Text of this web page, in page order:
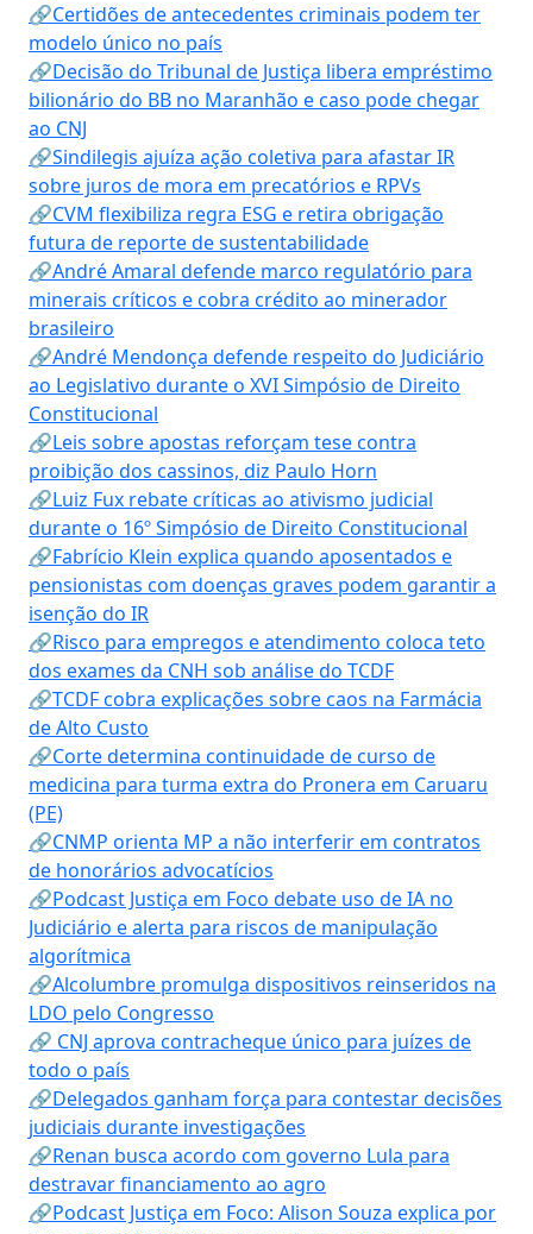
🔗Certidões de antecedentes criminais podem ter
modelo único no país
🔗Decisão do Tribunal de Justiça libera empréstimo
bilionário do BB no Maranhão e caso pode chegar
ao CNJ
🔗Sindilegis ajuíza ação coletiva para afastar IR
sobre juros de mora em precatórios e RPVs
🔗CVM flexibiliza regra ESG e retira obrigação
futura de reporte de sustentabilidade
🔗André Amaral defende marco regulatório para
minerais críticos e cobra crédito ao minerador
brasileiro
🔗André Mendonça defende respeito do Judiciário
ao Legislativo durante o XVI Simpósio de Direito
Constitucional
🔗Leis sobre apostas reforçam tese contra
proibição dos cassinos, diz Paulo Horn
🔗Luiz Fux rebate críticas ao ativismo judicial
durante o 16º Simpósio de Direito Constitucional
🔗Fabrício Klein explica quando aposentados e
pensionistas com doenças graves podem garantir a
isenção do IR
🔗Risco para empregos e atendimento coloca teto
dos exames da CNH sob análise do TCDF
🔗TCDF cobra explicações sobre caos na Farmácia
de Alto Custo
🔗Corte determina continuidade de curso de
medicina para turma extra do Pronera em Caruaru
(PE)
🔗CNMP orienta MP a não interferir em contratos
de honorários advocatícios
🔗Podcast Justiça em Foco debate uso de IA no
Judiciário e alerta para riscos de manipulação
algorítmica
🔗Alcolumbre promulga dispositivos reinseridos na
LDO pelo Congresso
🔗 CNJ aprova contracheque único para juízes de
todo o país
🔗Delegados ganham força para contestar decisões
judiciais durante investigações
🔗Renan busca acordo com governo Lula para
destravar financiamento ao agro
🔗Podcast Justiça em Foco: Alison Souza explica por